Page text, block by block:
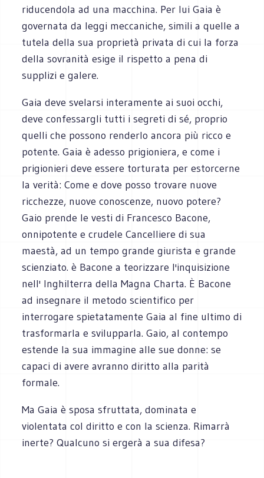
riducendola ad una macchina. Per lui Gaia è
governata da leggi meccaniche, simili a quelle a
tutela della sua proprietà privata di cui la forza
della sovranità esige il rispetto a pena di
supplizi e galere.
Gaia deve svelarsi interamente ai suoi occhi,
deve confessargli tutti i segreti di sé, proprio
quelli che possono renderlo ancora più ricco e
potente. Gaia è adesso prigioniera, e come i
prigionieri deve essere torturata per estorcerne
la verità: Come e dove posso trovare nuove
ricchezze, nuove conoscenze, nuovo potere?
Gaio prende le vesti di Francesco Bacone,
onnipotente e crudele Cancelliere di sua
maestà, ad un tempo grande giurista e grande
scienziato. è Bacone a teorizzare l'inquisizione
nell' Inghilterra della Magna Charta. È Bacone
ad insegnare il metodo scientifico per
interrogare spietatamente Gaia al fine ultimo di
trasformarla e svilupparla. Gaio, al contempo
estende la sua immagine alle sue donne: se
capaci di avere avranno diritto alla parità
formale.
Ma Gaia è sposa sfruttata, dominata e
violentata col diritto e con la scienza. Rimarrà
inerte? Qualcuno si ergerà a sua difesa?